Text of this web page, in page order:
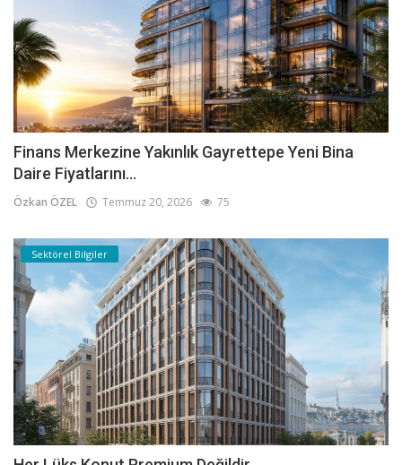
Finans Merkezine Yakınlık Gayrettepe Yeni Bina
Daire Fiyatlarını...
Özkan ÖZEL Temmuz 20, 2026 75
Sektörel Bilgiler